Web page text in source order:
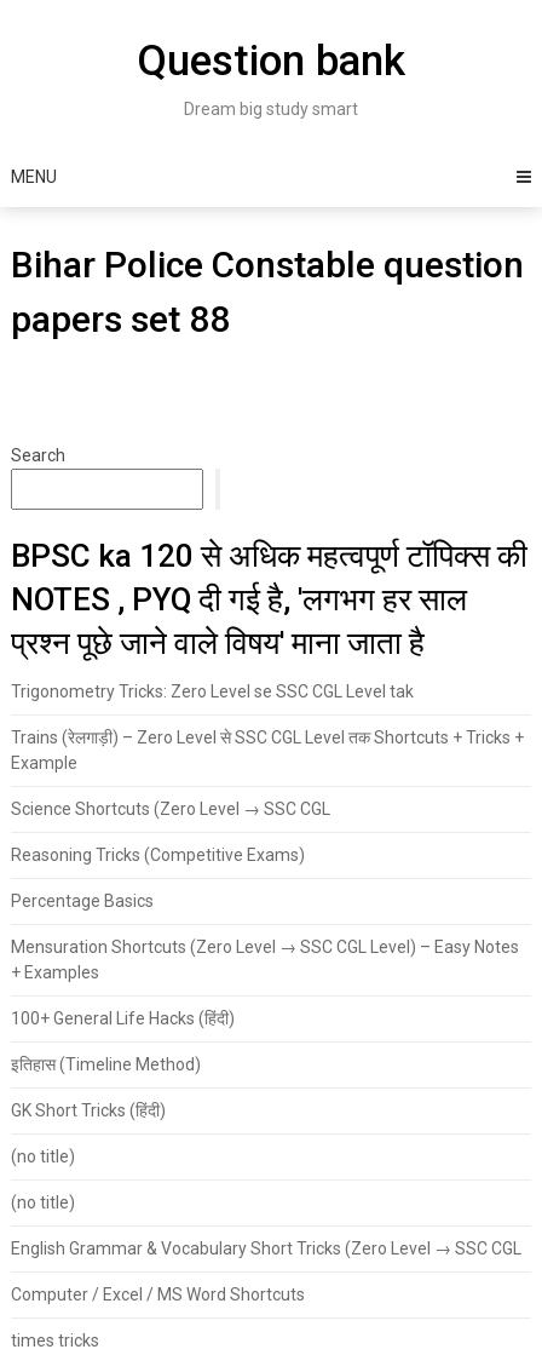
Question bank
Dream big study smart
MENU
Bihar Police Constable question
papers set 88
Search
BPSC ka 120 से अधिक महत्वपूर्ण टॉपिक्स की
NOTES , PYQ दी गई है, 'लगभग हर साल
प्रश्न पूछे जाने वाले विषय' माना जाता है
Trigonometry Tricks: Zero Level se SSC CGL Level tak
Trains (रेलगाड़ी) – Zero Level से SSC CGL Level तक Shortcuts + Tricks +
Example
Science Shortcuts (Zero Level → SSC CGL
Reasoning Tricks (Competitive Exams)
Percentage Basics
Mensuration Shortcuts (Zero Level → SSC CGL Level) – Easy Notes
+ Examples
100+ General Life Hacks (हिंदी)
इतिहास (Timeline Method)
GK Short Tricks (हिंदी)
(no title)
(no title)
English Grammar & Vocabulary Short Tricks (Zero Level → SSC CGL
Computer / Excel / MS Word Shortcuts
times tricks